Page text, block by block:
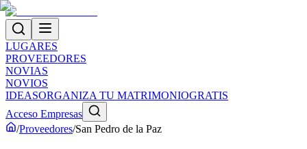
LUGARES
PROVEEDORES
NOVIAS
NOVIOS
IDEASORGANIZA TU MATRIMONIOGRATIS
Acceso Empresas
/Proveedores/San Pedro de la Paz